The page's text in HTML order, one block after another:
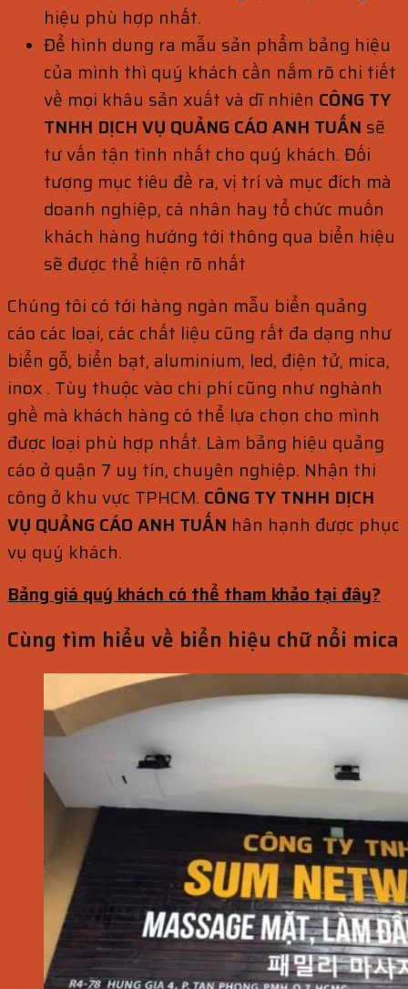
hiệu phù hợp nhất.
Để hình dung ra mẫu sản phẩm bảng hiệu
của mình thì quý khách cần nắm rõ chi tiết
về mọi khâu sản xuất và dĩ nhiên CÔNG TY
TNHH DỊCH VỤ QUẢNG CÁO ANH TUẤN sẽ
tư vấn tận tình nhất cho quý khách. Đối
tượng mục tiêu đề ra, vị trí và mục đích mà
doanh nghiệp, cá nhân hay tổ chức muốn
khách hàng hướng tới thông qua biển hiệu
sẽ được thể hiện rõ nhất
Chúng tôi có tới hàng ngàn mẫu biển quảng
cáo các loại, các chất liệu cũng rất đa dạng như
biển gỗ, biển bạt, aluminium, led, điện tử, mica,
inox . Tùy thuộc vào chi phí cũng như nghành
ghề mà khách hàng có thể lựa chọn cho mình
được loại phù hợp nhất. Làm bảng hiệu quảng
cáo ở quận 7 uy tín, chuyên nghiệp. Nhận thi
công ở khu vực TPHCM. CÔNG TY TNHH DỊCH
VỤ QUẢNG CÁO ANH TUẤN hân hạnh được phục
vụ quý khách.
Bảng giá quý khách có thể tham khảo tại đây?
Cùng tìm hiểu về biển hiệu chữ nổi mica